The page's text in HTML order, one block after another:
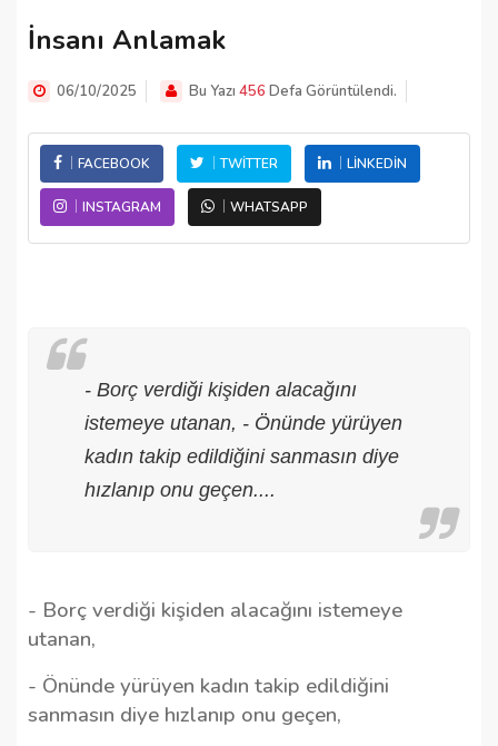
İnsanı Anlamak
06/10/2025 Bu Yazı 456 Defa Görüntülendi.
FACEBOOK TWITTER LINKEDIN
INSTAGRAM WHATSAPP
- Borç verdiği kişiden alacağını
istemeye utanan, - Önünde yürüyen
kadın takip edildiğini sanmasın diye
hızlanıp onu geçen....
- Borç verdiği kişiden alacağını istemeye
utanan,
- Önünde yürüyen kadın takip edildiğini
sanmasın diye hızlanıp onu geçen,